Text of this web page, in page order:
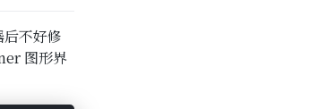
不好修
图形界